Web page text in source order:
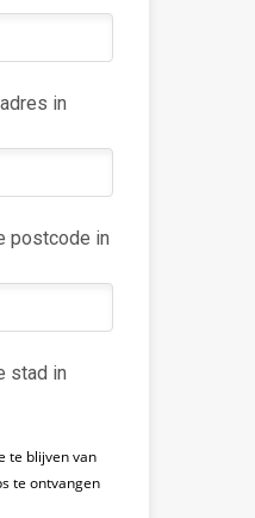
in
postcode in
stad in
te blijven van
te ontvangen